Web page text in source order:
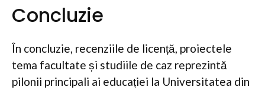
Concluzie
În concluzie, recenziile de licență, proiectele
tema facultate și studiile de caz reprezintă
pilonii principali ai educației la Universitatea din